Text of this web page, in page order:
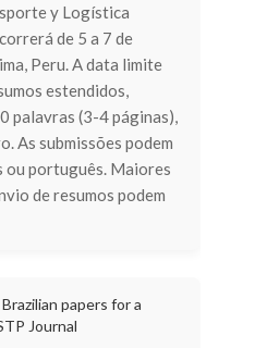
y Logística
de 5 a 7 de
Peru. A data limite
estendidos,
palavras (3-4 páginas),
As submissões podem
ou português. Maiores
de resumos podem